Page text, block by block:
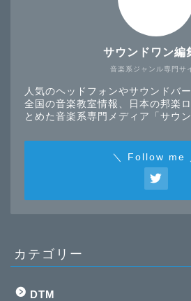
音楽系ジャンル専門サ
サウンドワン編
人気のヘッドフォンやサウンドバ
全国の音楽教室情報、日本の邦楽
とめた音楽系専門メディア「サウ
＼ Follow me
カテゴリー
DTM